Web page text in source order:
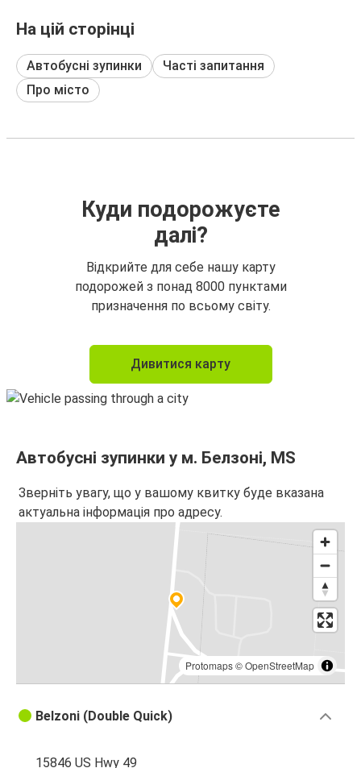
На цій сторінці
Автобусні зупинки
Часті запитання
Про місто
Куди подорожуєте
далі?
Відкрийте для себе нашу карту
подорожей з понад 8000 пунктами
призначення по всьому світу.
Дивитися карту
Автобусні зупинки у м. Белзоні, MS
Зверніть увагу, що у вашому квитку буде вказана
актуальна інформація про адресу.
Protomaps©OpenStreetMap
Belzoni (Double Quick)
15846 US Hwy 49